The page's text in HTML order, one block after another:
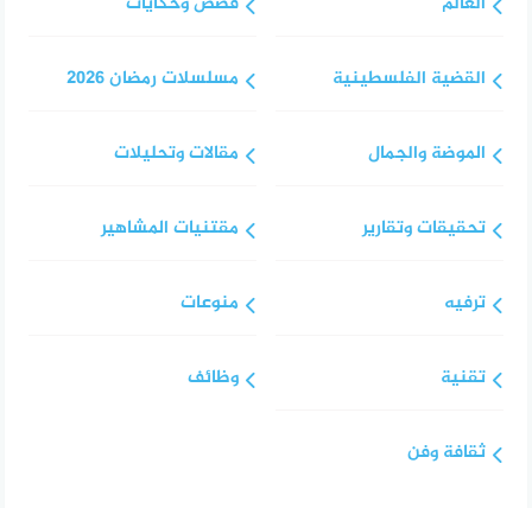
القضية الفلسطينية
الموضة والجمال
تحقيقات وتقارير
ترفيه
تقنية
ثقافة وفن
مسلسلات رمضان 2026
مقالات وتحليلات
مقتنيات المشاهير
منوعات
وظائف